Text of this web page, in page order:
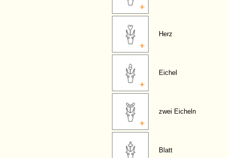
Herz
Eichel
zwei Eicheln
Blatt